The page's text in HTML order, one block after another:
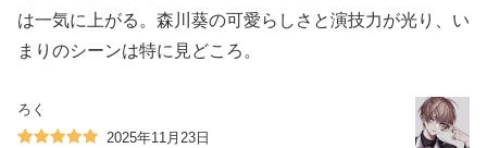
は一気に上がる。森川葵の可愛らしさと演技力が光り、い
まりのシーンは特に見どころ。
ろく
2025年11月23日